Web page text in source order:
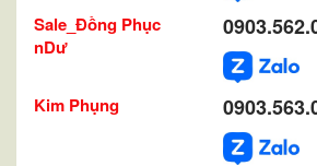
Sale_Đồng Phục
nDư
Kim Phụng